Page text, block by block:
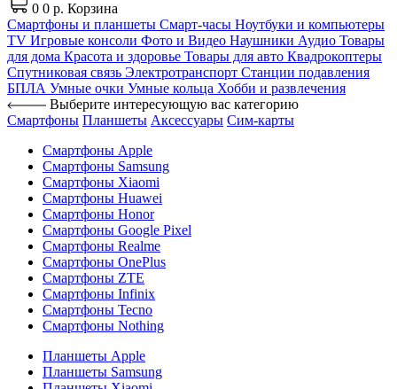
0 0 р. Корзина
Смартфоны и планшеты Смарт-часы Ноутбуки и компьютеры
TV Игровые консоли Фото и Видео Наушники Аудио Товары
для дома Красота и здоровье Товары для авто Квадрокоптеры
Спутниковая связь Электротранспорт Станции подавления
БПЛА Умные очки Умные кольца Хобби и развлечения
Выберите интересующую вас категорию
Смартфоны Планшеты Аксессуары Сим-карты
Смартфоны Apple
Смартфоны Samsung
Смартфоны Xiaomi
Смартфоны Huawei
Смартфоны Honor
Смартфоны Google Pixel
Смартфоны Realme
Смартфоны OnePlus
Смартфоны ZTE
Смартфоны Infinix
Смартфоны Tecno
Смартфоны Nothing
Планшеты Apple
Планшеты Samsung